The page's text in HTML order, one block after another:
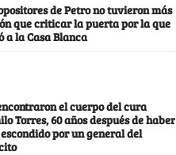
de Petro no tuvieron más
que criticar la puerta por la que
a la Casa Blanca
el cuerpo del cura
Torres, 60 años después de haber
por un general del